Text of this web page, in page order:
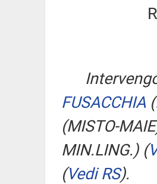
FUSACCHIA
(MISTO-
MIN.LING.) (
(Vedi RS).